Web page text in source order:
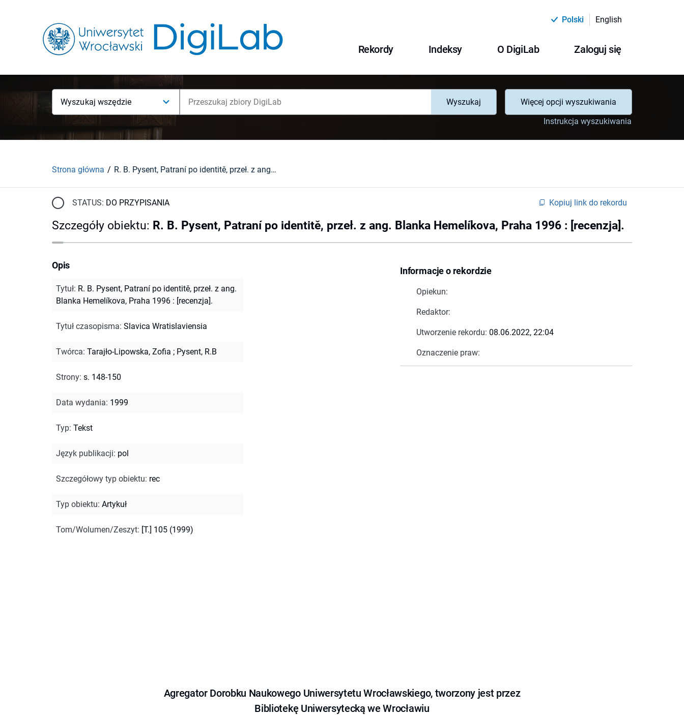
Polski English
Rekordy Indeksy O DigiLab Zaloguj się
Wyszukaj wszędzie Wyszukaj
Więcej opcji wyszukiwania
Instrukcja wyszukiwania
Strona główna R. B. Pysent, Patraní po identitě, przeł. z ang. Blanka Hemelíkova, Praha 1996 : [recenzja].
STATUS: DO PRZYPISANIA Kopiuj link do rekordu
Szczegóły obiektu: R. B. Pysent, Patraní po identitě, przeł. z ang. Blanka Hemelíkova, Praha 1996 : [recenzja].
Informacje o rekordzie
Opiekun:
Redaktor:
Utworzenie rekordu: 08.06.2022, 22:04
Oznaczenie praw:
Opis
Tytuł: R. B. Pysent, Patraní po identitě, przeł. z ang.
Blanka Hemelíkova, Praha 1996 : [recenzja].
Tytuł czasopisma: Slavica Wratislaviensia
Twórca: Tarajło-Lipowska, Zofia ; Pysent, R.B
Strony: s. 148-150
Data wydania: 1999
Typ: Tekst
Język publikacji: pol
Szczegółowy typ obiektu: rec
Typ obiektu: Artykuł
Tom/Wolumen/Zeszyt: [T.] 105 (1999)
Agregator Dorobku Naukowego Uniwersytetu Wrocławskiego, tworzony jest przez
Bibliotekę Uniwersytecką we Wrocławiu